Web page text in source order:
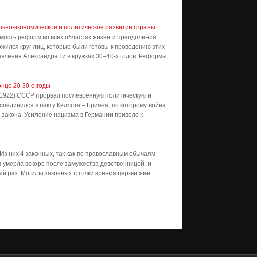
экономическое и политическое развитие страны
реформ во всех областях жизни и преодоления
круг лиц, которые были готовы к проведению этих
Александра I и в кружках 30–40-х годов. Реформы
20-30-е годы
СССР прорвал послевоенную политическую и
к пакту Келлога – Бриана, по которому война
Усиление нацизма в Германии привело к
них 4 законных, так как по православным обычаям
вскоре после замужества девственницей, и
раз. Могилы законных с точки зрения церкви жен